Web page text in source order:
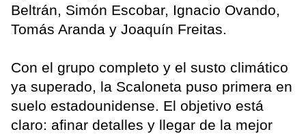
Beltrán, Simón Escobar, Ignacio Ovando,
Tomás Aranda y Joaquín Freitas.
Con el grupo completo y el susto climático
ya superado, la Scaloneta puso primera en
suelo estadounidense. El objetivo está
claro: afinar detalles y llegar de la mejor